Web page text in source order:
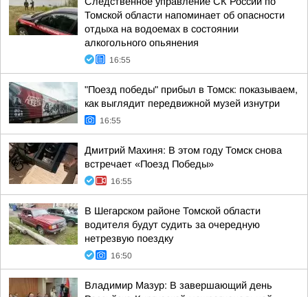
Томской области напоминает об опасности
отдыха на водоемах в состоянии
алкогольного опьянения
16:55
"Поезд победы" прибыл в Томск: показываем,
как выглядит передвижной музей изнутри
16:55
Дмитрий Махиня: В этом году Томск снова
встречает «Поезд Победы»
16:55
В Шегарском районе Томской области
водителя будут судить за очередную
нетрезвую поездку
16:50
Владимир Мазур: В завершающий день